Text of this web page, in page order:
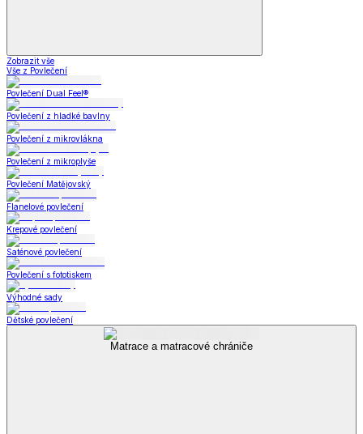
Zobrazit vše
Vše z Povlečení
Povlečení Dual Feel®
Povlečení z hladké bavlny
Povlečení z mikrovlákna
Povlečení z mikroplyše
Povlečení Matějovský
Flanelové povlečení
Krepové povlečení
Saténové povlečení
Povlečení s fototiskem
Výhodné sady
Dětské povlečení
Matrace a matracové chrániče